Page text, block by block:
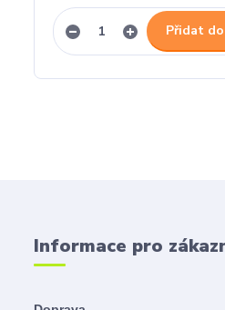
Přidat
Informace pro